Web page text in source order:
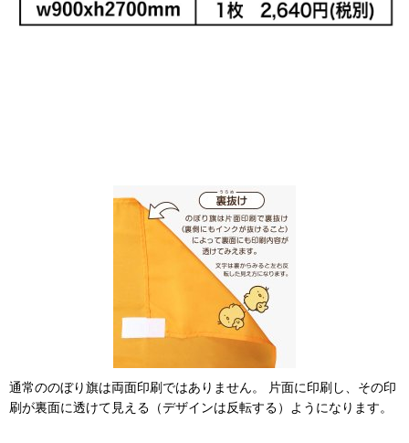
通常ののぼり旗は両面印刷ではありません。 片面に印刷し、その印
刷が裏面に透けて見える（デザインは反転する）ようになります。